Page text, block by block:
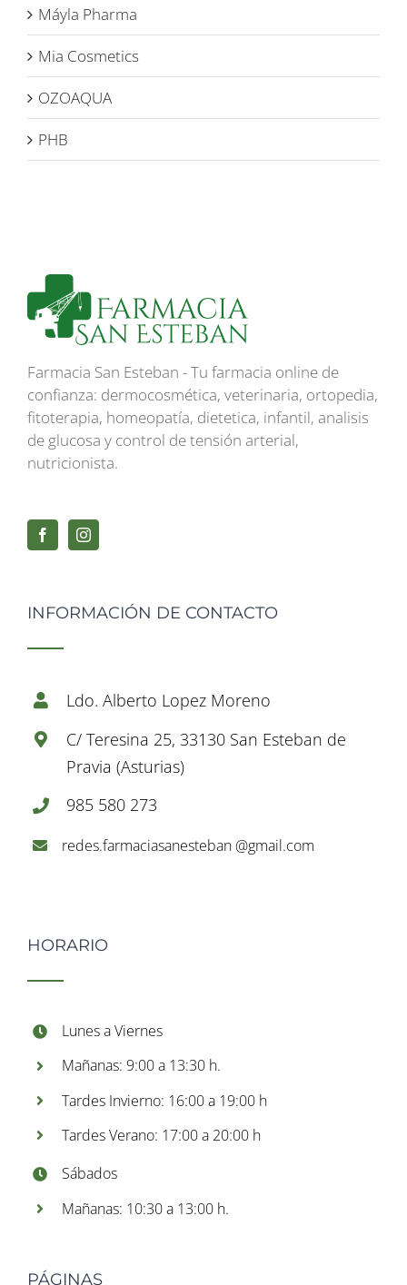
Máyla Pharma
Mia Cosmetics
OZOAQUA
PHB
Farmacia San Esteban - Tu farmacia online de
confianza: dermocosmética, veterinaria, ortopedia,
fitoterapia, homeopatía, dietetica, infantil, analisis
de glucosa y control de tensión arterial,
nutricionista.
INFORMACIÓN DE CONTACTO
Ldo. Alberto Lopez Moreno
C/ Teresina 25, 33130 San Esteban de
Pravia (Asturias)
985 580 273
redes.farmaciasanesteban @gmail.com
HORARIO
Lunes a Viernes
Mañanas: 9:00 a 13:30 h.
Tardes Invierno: 16:00 a 19:00 h
Tardes Verano: 17:00 a 20:00 h
Sábados
Mañanas: 10:30 a 13:00 h.
PÁGINAS